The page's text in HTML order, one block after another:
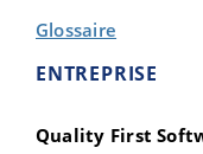
Glossaire
ENTREPRISE
Quality First